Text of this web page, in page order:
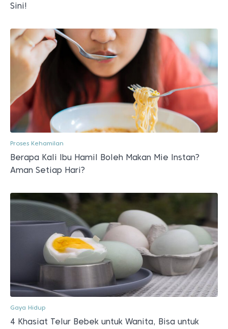
Sini!
Proses Kehamilan
Berapa Kali Ibu Hamil Boleh Makan Mie Instan?
Aman Setiap Hari?
Gaya Hidup
4 Khasiat Telur Bebek untuk Wanita, Bisa untuk